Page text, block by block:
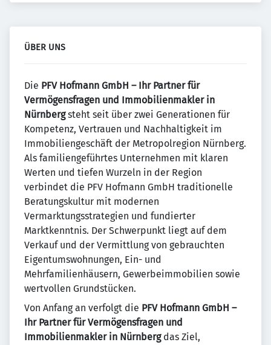
ÜBER UNS
Die PFV Hofmann GmbH – Ihr Partner für
Vermögensfragen und Immobilienmakler in
Nürnbergsteht seit über zwei Generationen für
Kompetenz, Vertrauen und Nachhaltigkeit im
Immobiliengeschäft der Metropolregion Nürnberg.
Als familiengeführtes Unternehmen mit klaren
Werten und tiefen Wurzeln in der Region
verbindet die PFV Hofmann GmbH traditionelle
Beratungskultur mit modernen
Vermarktungsstrategien und fundierter
Marktkenntnis. Der Schwerpunkt liegt auf dem
Verkauf und der Vermittlung von gebrauchten
Eigentumswohnungen, Ein- und
Mehrfamilienhäusern, Gewerbeimmobilien sowie
wertvollen Grundstücken.
Von Anfang an verfolgt die PFV Hofmann GmbH –
Ihr Partner für Vermögensfragen und
Immobilienmakler in Nürnbergdas Ziel,